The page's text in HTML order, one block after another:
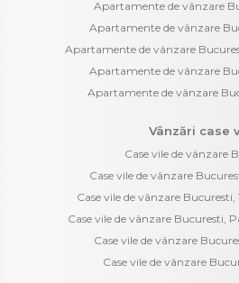
Apartamente de vânzare
Apartamente de vânzare
Apartamente de vânzare
Apartamente de vânzare
Apartamente de vânzare
Vânzări case
Case vile de vânzare
Case vile de vânzare
Case vile de vânzare
Case vile de vânzare Bucuresti,
Case vile de vânzare
Case vile de vânzare